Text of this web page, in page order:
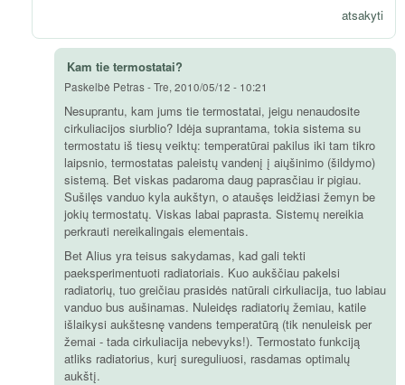
atsakyti
Kam tie termostatai?
Paskelbė Petras-Tre, 2010/05/12 - 10:21
Nesuprantu, kam jums tie termostatai, jeigu nenaudosite
cirkuliacijos siurblio? Idėja suprantama, tokia sistema su
termostatu iš tiesų veiktų: temperatūrai pakilus iki tam tikro
laipsnio, termostatas paleistų vandenį į aiųšinimo (šildymo)
sistemą. Bet viskas padaroma daug paprasčiau ir pigiau.
Sušilęs vanduo kyla aukštyn, o ataušęs leidžiasi žemyn be
jokių termostatų. Viskas labai paprasta. Sistemų nereikia
perkrauti nereikalingais elementais.
Bet Alius yra teisus sakydamas, kad gali tekti
paeksperimentuoti radiatoriais. Kuo aukščiau pakelsi
radiatorių, tuo greičiau prasidės natūrali cirkuliacija, tuo labiau
vanduo bus aušinamas. Nuleidęs radiatorių žemiau, katile
išlaikysi aukštesnę vandens temperatūrą (tik nenuleisk per
žemai - tada cirkuliacija nebevyks!). Termostato funkciją
atliks radiatorius, kurį sureguliuosi, rasdamas optimalų
aukštį.